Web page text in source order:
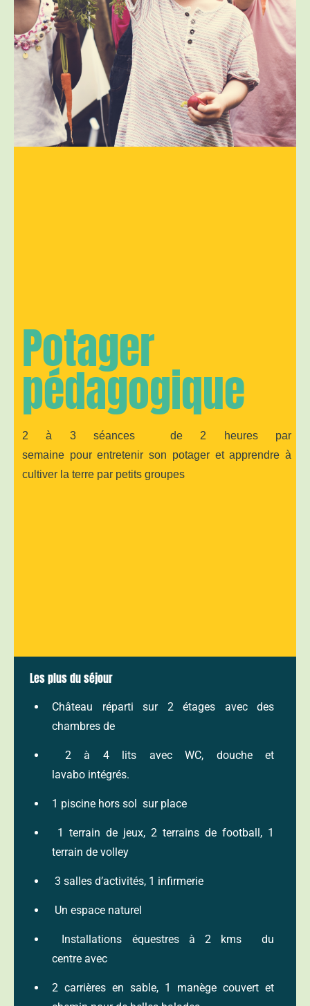
Potager
pédagogique
2 à 3 séances de 2 heures par
semaine pourentretenir son potager et apprendre à
cultiver la terre par petits groupes
Les plus du séjour
Château réparti sur 2 étages avec des
chambres de
2 à 4 lits avec WC, douche et
lavabo intégrés.
1 piscine hors sol sur place
1 terrain de jeux, 2 terrains de football, 1
terrain de volley
3 salles d’activités, 1 infirmerie
Un espace naturel
Installations équestres à 2 kms du
centre avec
2 carrières en sable, 1 manège couvert et